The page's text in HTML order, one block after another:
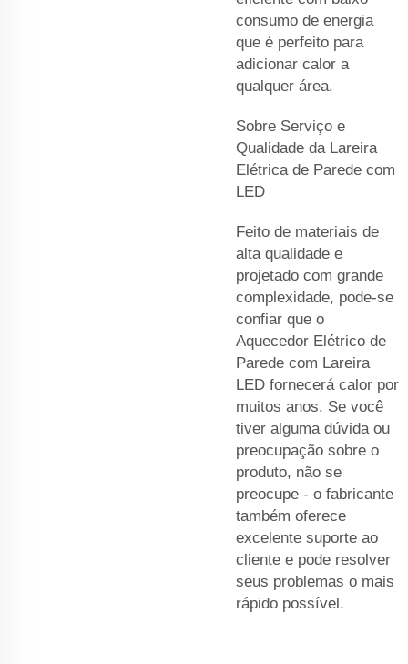
consumo de energia
que é perfeito para
adicionar calor a
qualquer área.
Sobre Serviço e
Qualidade da Lareira
Elétrica de Parede com
LED
Feito de materiais de
alta qualidade e
projetado com grande
complexidade, pode-se
confiar que o
Aquecedor Elétrico de
Parede com Lareira
LED fornecerá calor por
muitos anos. Se você
tiver alguma dúvida ou
preocupação sobre o
produto, não se
preocupe - o fabricante
também oferece
excelente suporte ao
cliente e pode resolver
seus problemas o mais
rápido possível.